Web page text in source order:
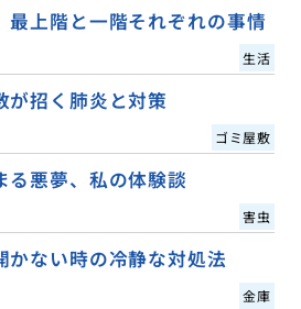
最上階と一階それぞれの事情
生活
が招く肺炎と対策
ゴミ屋敷
る悪夢、私の体験談
害虫
かない時の冷静な対処法
金庫